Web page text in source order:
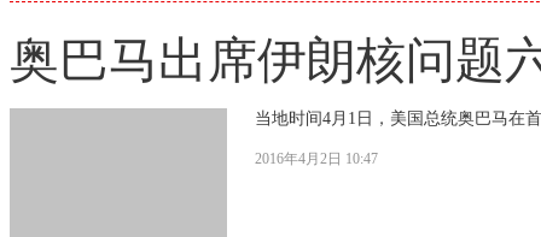
奥巴马出席伊朗核问题
当地时间4月1日，美国总统奥巴马在
2016年4月2日 10:47